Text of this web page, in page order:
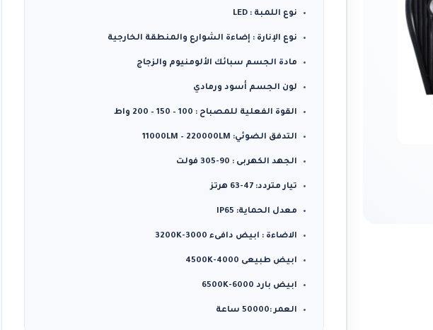
خلالنوع اللمبة : LED
نوع الإنارة : إضاءة الشوارع والمنطقة الخارجية
مادة الجسم سبائك الألومنيوم والزجاج
لون الجسم أسود ورمادي
القوة الفعلية للمصباح : 100 – 150 – 200 واط
التدفق الضوئي: 11000LM – 220000LM
الجهد الكهربى : 90-305 فولت
تيار متردد: 47-63 هرتز
معدل الحماية: IP65
الاضاءة : ابيض دافىء 3000-3200K
ابيض طبيعى 4000-4500K
ابيض بارد 6000-6500K
العمر :50000 ساعة